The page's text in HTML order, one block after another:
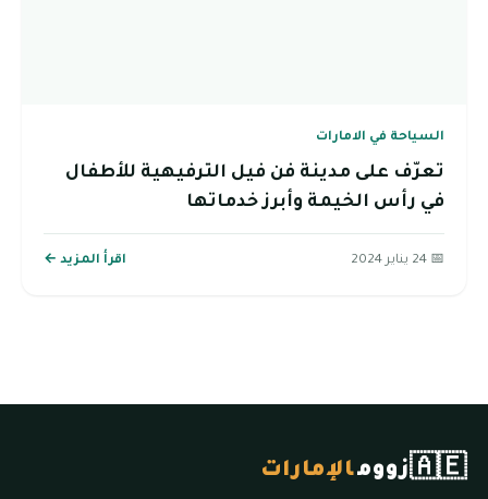
السياحة في الامارات
تعرّف على مدينة فن فيل الترفيهية للأطفال
في رأس الخيمة وأبرز خدماتها
📅 24 يناير 2024 اقرأ المزيد ←
🇦🇪زوومالإمارات